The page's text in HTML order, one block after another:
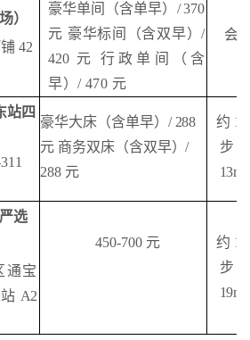
）
42
豪华单间（含单早） / 370
元 豪华标间（含双早）/
420 元
行政单间（含
早）/ 470 元
会
站四
豪华大床（含单早） / 288
元 商务双床（含双早）/
288 元
约
步
选
通宝
A2
450-700 元 约
步